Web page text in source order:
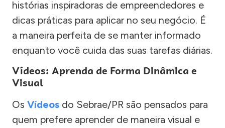
histórias inspiradoras de empreendedores e
dicas práticas para aplicar no seu negócio. É
a maneira perfeita de se manter informado
enquanto você cuida das suas tarefas diárias.
Vídeos: Aprenda de Forma Dinâmica e
Visual
Os Vídeos do Sebrae/PR são pensados para
quem prefere aprender de maneira visual e